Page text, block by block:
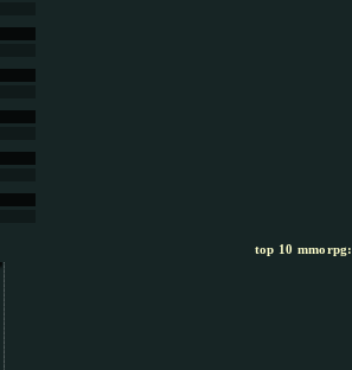
top 10 mmorpg: